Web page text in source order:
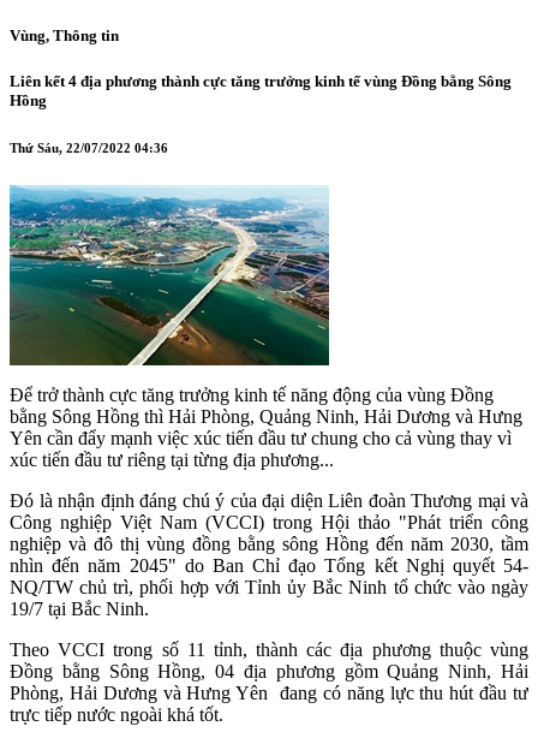
Vùng, Thông tin
Liên kết 4 địa phương thành cực tăng trưởng kinh tế vùng Đồng bằng Sông
Hồng
Thứ Sáu, 22/07/2022 04:36
Để trở thành cực tăng trưởng kinh tế năng động của vùng Đồng
bằng Sông Hồng thì Hải Phòng, Quảng Ninh, Hải Dương và Hưng
Yên cần đẩy mạnh việc xúc tiến đầu tư chung cho cả vùng thay vì
xúc tiến đầu tư riêng tại từng địa phương...
Đó là nhận định đáng chú ý của đại diện Liên đoàn Thương mại và
Công nghiệp Việt Nam (VCCI) trong Hội thảo "Phát triển công
nghiệp và đô thị vùng đồng bằng sông Hồng đến năm 2030, tầm
nhìn đến năm 2045" do Ban Chỉ đạo Tổng kết Nghị quyết 54-
NQ/TW chủ trì, phối hợp với Tỉnh ủy Bắc Ninh tổ chức vào ngày
19/7 tại Bắc Ninh.
Theo VCCI trong số 11 tỉnh, thành các địa phương thuộc vùng
Đồng bằng Sông Hồng, 04 địa phương gồm Quảng Ninh, Hải
Phòng, Hải Dương và Hưng Yên đang có năng lực thu hút đầu tư
trực tiếp nước ngoài khá tốt.